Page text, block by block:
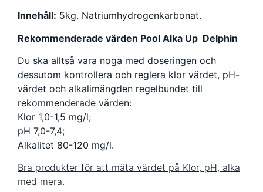
Innehåll: 5kg. Natriumhydrogenkarbonat.
Rekommenderade värden Pool Alka Up Delphin
Du ska alltså vara noga med doseringen och
dessutom kontrollera och reglera klor värdet, pH-
värdet och alkalimängden regelbundet till
rekommenderade värden:
Klor 1,0-1,5 mg/l;
pH 7,0-7,4;
Alkalitet 80-120 mg/l.
Bra produkter för att mäta värdet på Klor, pH, alka
med mera.